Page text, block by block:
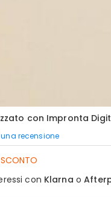
con Impronta
recensione
con Klarna o